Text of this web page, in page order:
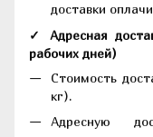
доставки
✓ Адресная
рабочих дней)
Стоимость
кг).
Адресную